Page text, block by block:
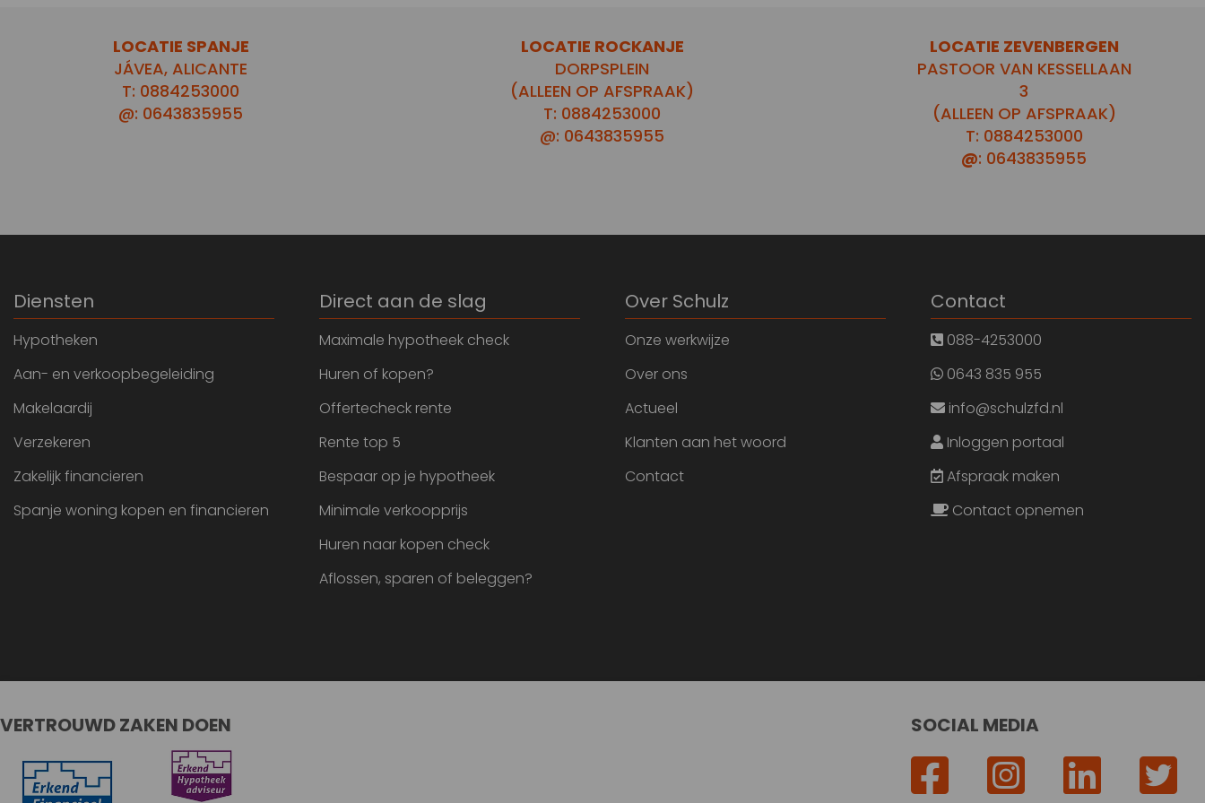
LOCATIE SPANJE
JÁVEA, ALICANTE
T: 0884253000
@: 0643835955
LOCATIE ROCKANJE
DORPSPLEIN
(ALLEEN OP AFSPRAAK)
T: 0884253000
@: 0643835955
LOCATIE ZEVENBERGEN
PASTOOR VAN KESSELLAAN
3
(ALLEEN OP AFSPRAAK)
T: 0884253000
@: 0643835955
Diensten
Hypotheken
Aan- en verkoopbegeleiding
Makelaardij
Verzekeren
Zakelijk financieren
Spanje woning kopen en financieren
Direct aan de slag
Maximale hypotheek check
Huren of kopen?
Offertecheck rente
Rente top 5
Bespaar op je hypotheek
Minimale verkoopprijs
Huren naar kopen check
Aflossen, sparen of beleggen?
Over Schulz
Onze werkwijze
Over ons
Actueel
Klanten aan het woord
Contact
Contact
088-4253000
0643 835 955
info@schulzfd.nl
Inloggen portaal
Afspraak maken
Contact opnemen
VERTROUWD ZAKEN DOEN SOCIAL MEDIA